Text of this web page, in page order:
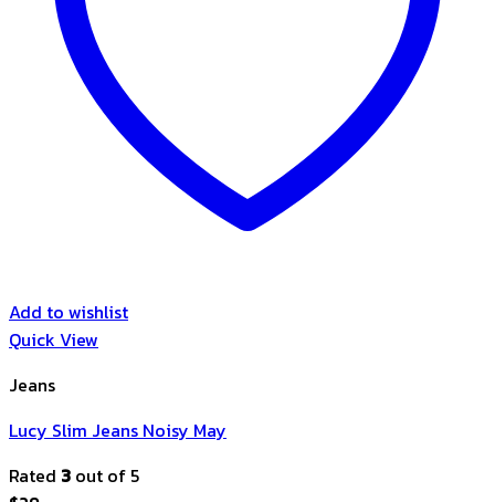
Add to wishlist
Quick View
Jeans
Lucy Slim Jeans Noisy May
Rated 3 out of 5